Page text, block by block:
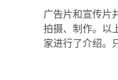
广告片和宣传片
拍摄、制作。以
家进行了介绍。